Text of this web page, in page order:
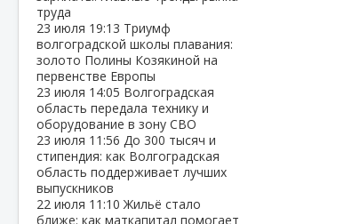
труда
23 июля 19:13 Триумф
волгоградской школы плавания:
золото Полины Козякиной на
первенстве Европы
23 июля 14:05 Волгоградская
область передала технику и
оборудование в зону СВО
23 июля 11:56 До 300 тысяч и
стипендия: как Волгоградская
область поддерживает лучших
выпускников
22 июля 11:10Жильё стало
ближе: как маткапитал помогает